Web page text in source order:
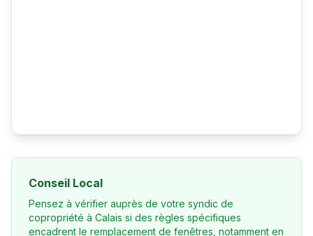
Conseil Local
Pensez à vérifier auprès de votre syndic de
copropriété à Calais si des règles spécifiques
encadrent le remplacement de fenêtres, notamment en